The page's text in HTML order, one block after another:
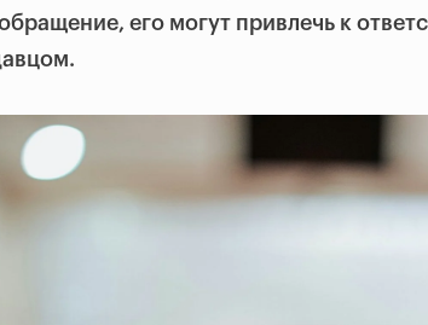
его могут привлечь к